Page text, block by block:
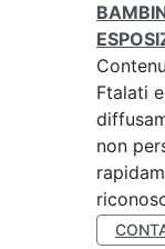
Ftalati
non